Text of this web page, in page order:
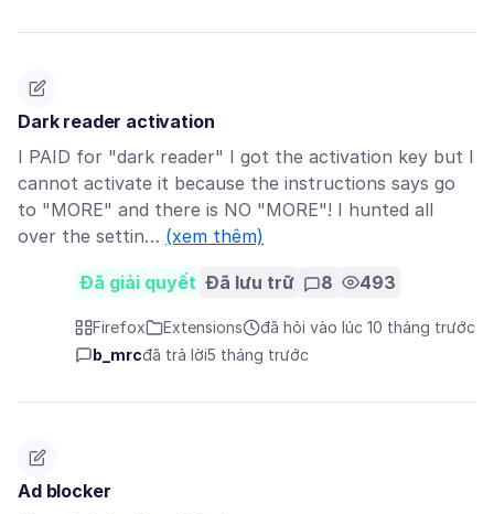
Dark reader activation
I PAID for "dark reader" I got the activation key but I
cannot activate it because the instructions says go
to "MORE" and there is NO "MORE"! I hunted all
over the settin… (xem thêm)
Đã giải quyết Đã lưu trữ 8 493
Firefox Extensions
đã hỏi vào lúc 10 tháng trước
b_mrcđã trả lời5 tháng trước
Ad blocker